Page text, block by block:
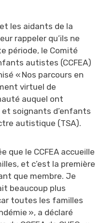
les aidants de la
rappeler qu’ils ne
période, le Comité
autistes (CCFEA)
« Nos parcours en
virtuel de
auquel ont
soignants d’enfants
autistique (TSA).
que le CCFEA accueille
et c’est la première
que membre. Je
beaucoup plus
toutes les familles
», a déclaré